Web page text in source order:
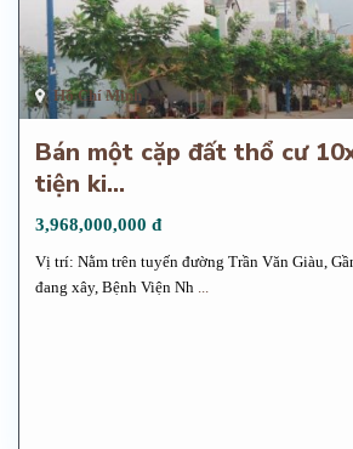
Hồ Chí Minh
Bán một cặp đất thổ cư
tiện ki...
3,968,000,000 đ
Vị trí: Nằm trên tuyến đường Trần Văn Giàu,
đang xây, Bệnh Viện Nh